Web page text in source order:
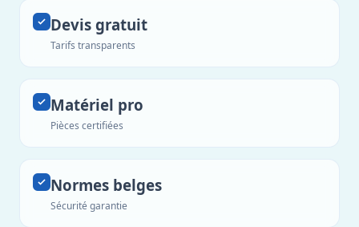
Devis gratuit
Tarifs transparents
Matériel pro
Pièces certifiées
Normes belges
Sécurité garantie